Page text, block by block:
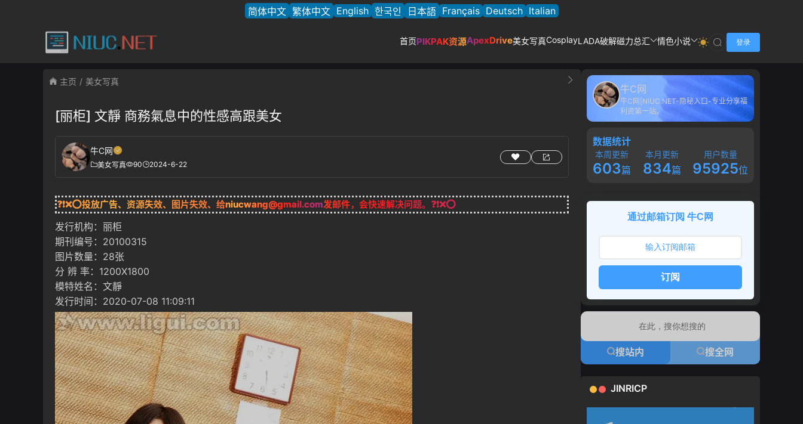
简体中文 繁体中文 English 한국인 日本語 Français Deutsch Italian
首页PIKPAK资源ApexDrive美女写真CosplayLADA破解磁力总汇 情色小说 登录
主页 美女写真
[丽柜] 文靜 商務氣息中的性感高跟美女
牛C网
美女写真 90 2024-6-22
❓❗❌⭕投放广告、资源失效、图片失效、给niucwang@gmail.com发邮件，会快速解决问题。❓❗❌⭕
发行机构：丽柜
期刊编号：20100315
图片数量：28张
分 辨 率：1200X1800
模特姓名：文靜
发行时间：2020-07-08 11:09:11
牛C网
牛C网|NIUC.NET-隐秘入口-专业分享福
利资第一站。
数据统计
本周更新
603篇
本月更新
834篇
用户数量
95925位
通过邮箱订阅 牛C网
订阅
搜站内 搜全网
JINRICP